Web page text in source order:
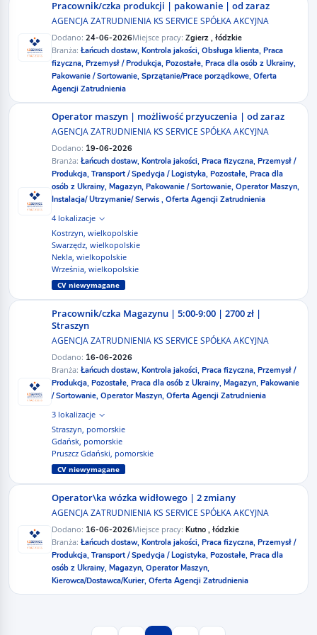
Pracownik/czka produkcji | pakowanie | od zaraz
AGENCJA ZATRUDNIENIA KS SERVICE SPÓŁKA AKCYJNA
Dodano: 24-06-2026Miejsce pracy: Zgierz , łódzkie
Branża: Łańcuch dostaw, Kontrola jakości, Obsługa klienta, Praca
fizyczna, Przemysł / Produkcja, Pozostałe, Praca dla osób z Ukrainy,
Pakowanie / Sortowanie, Sprzątanie/Prace porządkowe, Oferta
Agencji Zatrudnienia
Operator maszyn | możliwość przyuczenia | od zaraz
AGENCJA ZATRUDNIENIA KS SERVICE SPÓŁKA AKCYJNA
Dodano: 19-06-2026
Branża: Łańcuch dostaw, Kontrola jakości, Praca fizyczna, Przemysł /
Produkcja, Transport / Spedycja / Logistyka, Pozostałe, Praca dla
osób z Ukrainy, Magazyn, Pakowanie / Sortowanie, Operator Maszyn,
Instalacja/ Utrzymanie/ Serwis , Oferta Agencji Zatrudnienia
4 lokalizacje
Kostrzyn, wielkopolskie
Swarzędz, wielkopolskie
Nekla, wielkopolskie
Września, wielkopolskie
CV niewymagane
Pracownik/czka Magazynu | 5:00-9:00 | 2700 zł |
Straszyn
AGENCJA ZATRUDNIENIA KS SERVICE SPÓŁKA AKCYJNA
Dodano: 16-06-2026
Branża: Łańcuch dostaw, Kontrola jakości, Praca fizyczna, Przemysł /
Produkcja, Pozostałe, Praca dla osób z Ukrainy, Magazyn, Pakowanie
/ Sortowanie, Operator Maszyn, Oferta Agencji Zatrudnienia
3 lokalizacje
Straszyn, pomorskie
Gdańsk, pomorskie
Pruszcz Gdański, pomorskie
CV niewymagane
Operator\ka wózka widłowego | 2 zmiany
AGENCJA ZATRUDNIENIA KS SERVICE SPÓŁKA AKCYJNA
Dodano: 16-06-2026Miejsce pracy: Kutno , łódzkie
Branża: Łańcuch dostaw, Kontrola jakości, Praca fizyczna, Przemysł /
Produkcja, Transport / Spedycja / Logistyka, Pozostałe, Praca dla
osób z Ukrainy, Magazyn, Operator Maszyn,
Kierowca/Dostawca/Kurier, Oferta Agencji Zatrudnienia